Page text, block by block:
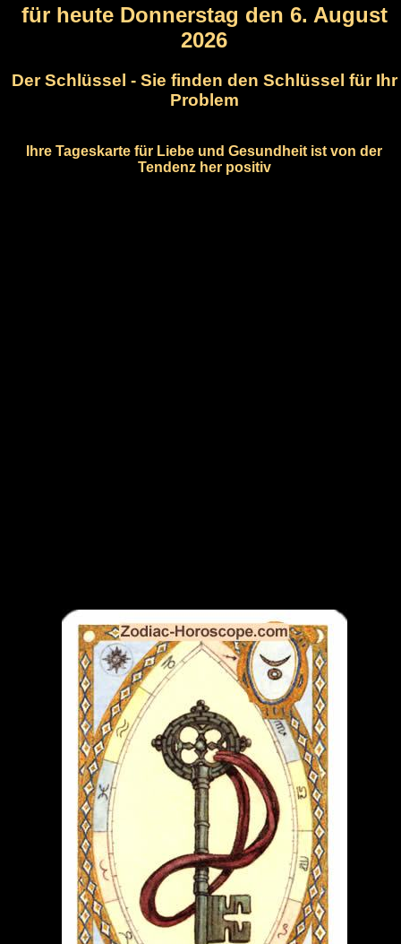
für heute Donnerstag den 6. August
2026
Der Schlüssel - Sie finden den Schlüssel für Ihr
Problem
Ihre Tageskarte für Liebe und Gesundheit ist von der
Tendenz her positiv